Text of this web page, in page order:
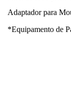
Adaptador para
*Equipamento de